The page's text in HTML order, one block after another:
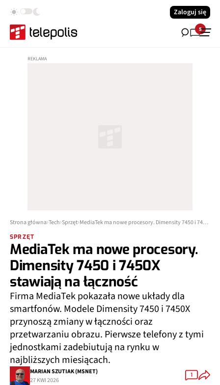
Zaloguj się
5
Strona główna Tech Sprzęt MediaTek ma nowe procesory. Dimensity 7450 i 7450X stawiają na łączność
SPRZĘT
MediaTek ma nowe procesory.
Dimensity 7450 i 7450X
stawiają na łączność
Firma MediaTek pokazała nowe układy dla
smartfonów. Modele Dimensity 7450 i 7450X
przynoszą zmiany w łączności oraz
przetwarzaniu obrazu. Pierwsze telefony z tymi
jednostkami zadebiutują na rynku w
najbliższych miesiącach.
MARIAN SZUTIAK (MSNET)
27 KWI 2026
1